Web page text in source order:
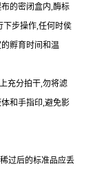
的密闭盒内,酶标
下步操作,任何时侯
孵育时间和温
充分拍干,勿将滤
和手指印,避免影
过后的标准品应丢